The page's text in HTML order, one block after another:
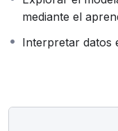
mediante el
Interpretar datos